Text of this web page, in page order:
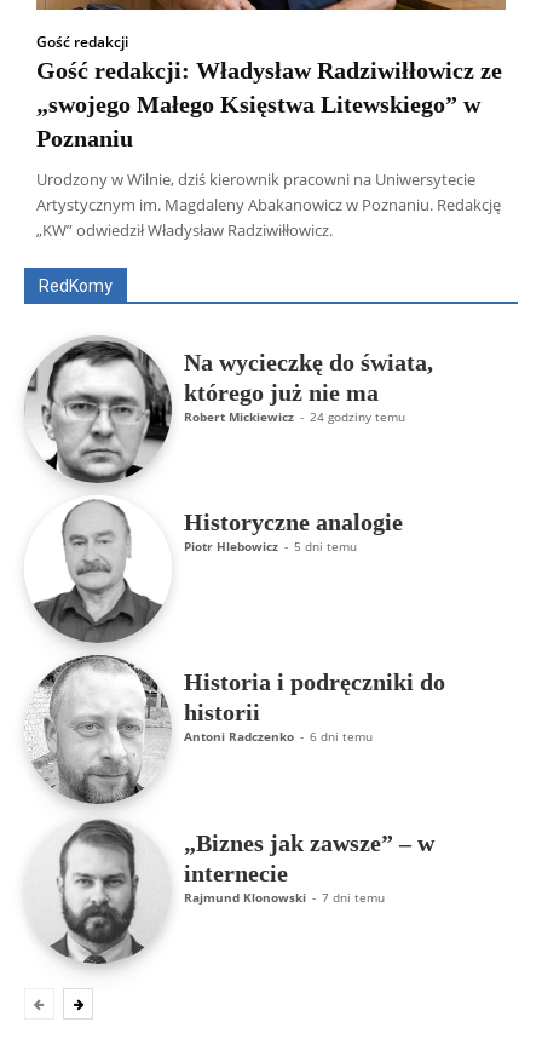
Gość redakcji
Gość redakcji: Władysław Radziwiłłowicz ze
„swojego Małego Księstwa Litewskiego” w
Poznaniu
Urodzony w Wilnie, dziś kierownik pracowni na Uniwersytecie
Artystycznym im. Magdaleny Abakanowicz w Poznaniu. Redakcję
„KW” odwiedził Władysław Radziwiłłowicz.
RedKomy
Wszyscy Aleksander Borowik
Antoni Radczenko
Artur Płokszto
Grzegorz Górny
ks. Jarosław Wąsowicz SDB
Na wycieczkę do świata,
którego już nie ma
Robert Mickiewicz - 24 godziny temu
Historyczne analogie
Piotr Hlebowicz - 5 dni temu
Historia i podręczniki do
historii
Antoni Radczenko - 6 dni temu
„Biznes jak zawsze” – w
internecie
Rajmund Klonowski - 7 dni temu